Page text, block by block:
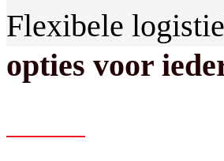
Flexibele
opties voor